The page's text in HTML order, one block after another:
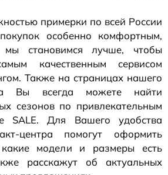
примерки по всей России
особенно комфортным,
становимся лучше, чтобы
качественным сервисом
Также на страницах нашего
Вы всегда можете найти
сезонов по привлекательным
SALE. Для Вашего удобства
центра помогут оформить
какие модели и размеры есть
расскажут об актуальных